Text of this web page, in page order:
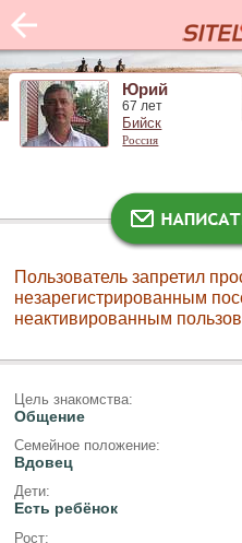
Юрий
67 лет
Бийск
Россия
Пользователь запретил
незарегистрированным
неактивированным
Цель знакомства:
Общение
Семейное положение:
Вдовец
Дети:
Есть ребёнок
Рост: